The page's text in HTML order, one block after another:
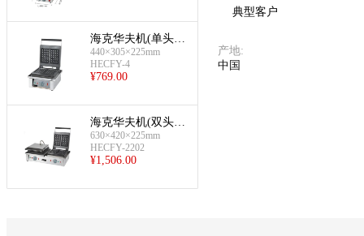
海克华夫机(单头方
形)
440×305×225mm
HECFY-4
¥769.00
海克华夫机(双头方
形)
630×420×225mm
HECFY-2202
¥1,506.00
典型客户
产地:
中国